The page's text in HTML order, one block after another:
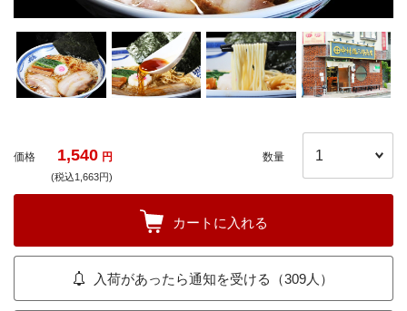
価格 1,540 円
(税込1,663円)
数量
カートに入れる
入荷があったら通知を受ける（309人）